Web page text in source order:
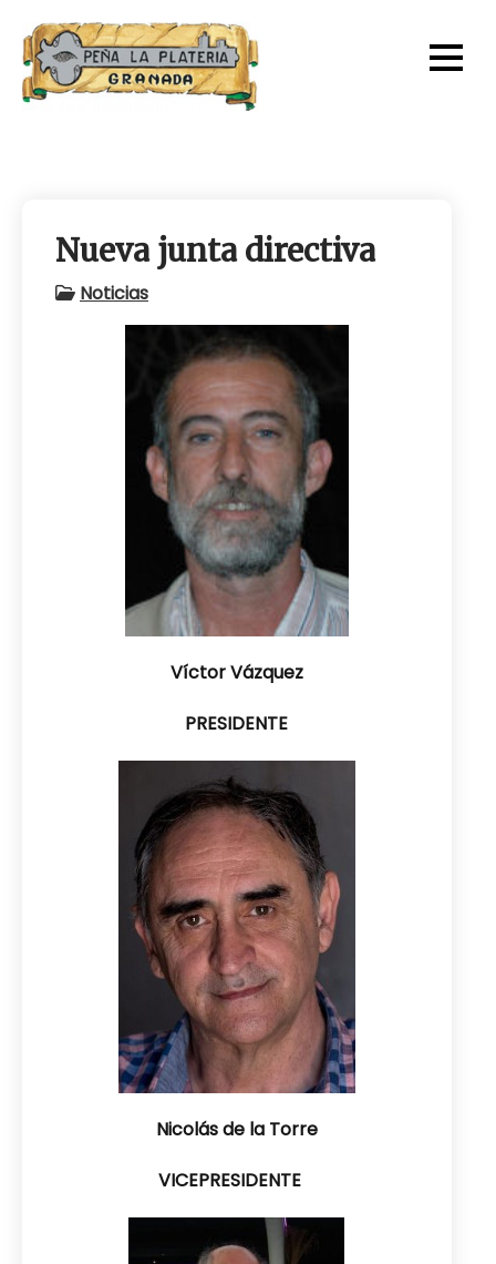
content
Nueva junta directiva
Noticias
Víctor Vázquez
PRESIDENTE
Nicolás de la Torre
VICEPRESIDENTE